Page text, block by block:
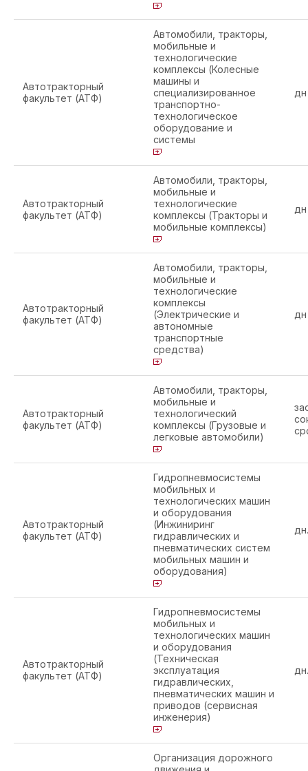
Автотракторный
факультет (АТФ)
Автомобили, тракторы,
мобильные и
технологические
комплексы (Колесные
машины и
специализированное
транспортно-
технологическое
оборудование и
системы
дн
Автотракторный
факультет (АТФ)
Автомобили, тракторы,
мобильные и
технологические
комплексы (Тракторы и
мобильные комплексы)
дн
Автотракторный
факультет (АТФ)
Автомобили, тракторы,
мобильные и
технологические
комплексы
(Электрические и
автономные
транспортные
средства)
дн
Автотракторный
факультет (АТФ)
Автомобили, тракторы,
мобильные и
технологический
комплексы (Грузовые и
легковые автомобили)
Автотракторный
факультет (АТФ)
Гидропневмосистемы
мобильных и
технологических машин
и оборудования
(Инжиниринг
гидравлических и
пневматических систем
мобильных машин и
оборудования)
дн.
Автотракторный
факультет (АТФ)
Гидропневмосистемы
мобильных и
технологических машин
и оборудования
(Техническая
эксплуатация
гидравлических,
пневматических машин и
приводов (сервисная
инженерия)
дн.
Организация дорожного